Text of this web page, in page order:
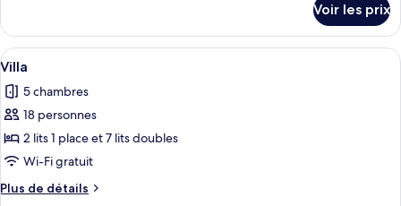
Chambre
Supérieure
le
type
de
Chambre
Supérieure
Voir les prix
Afficher
toutes
les
photos
pour
ce
type
de
Une chambre d’hôtel avec un grand
5
Villa
5 chambres
18 personnes
2 lits 1 place et 7 lits doubles
Wi-Fi gratuit
Plus de détails
Plus